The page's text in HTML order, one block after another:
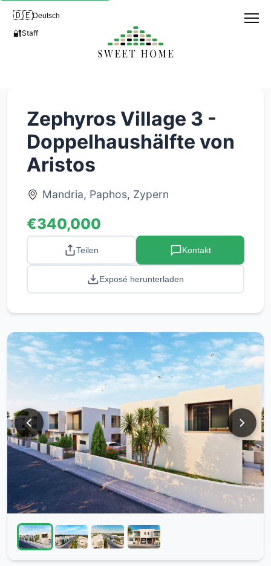
🇩🇪Deutsch
🔐Staff
Zephyros Village 3 -
Doppelhaushälfte von
Aristos
Mandria, Paphos, Zypern
€340,000
Teilen Kontakt
Exposé herunterladen